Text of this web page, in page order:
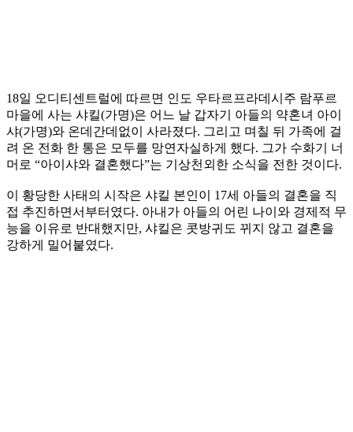
18일 오디티센트럴에 따르면 인도 우타르프라데시주 람푸르
마을에 사는 샤킬(가명)은 어느 날 갑자기 아들의 약혼녀 아이
샤(가명)와 온데간데없이 사라졌다. 그리고 며칠 뒤 가족에 걸
려 온 전화 한 통은 모두를 망연자실하게 했다. 그가 수화기 너
머로 “아이샤와 결혼했다”는 기상천외한 소식을 전한 것이다.
이 황당한 사태의 시작은 샤킬 본인이 17세 아들의 결혼을 직
접 추진하면서부터였다. 아내가 아들의 어린 나이와 경제적 무
능을 이유로 반대했지만, 샤킬은 콧방귀도 뀌지 않고 결혼을
강하게 밀어붙였다.